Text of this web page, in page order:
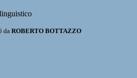
da ROBERTO BOTTAZZO